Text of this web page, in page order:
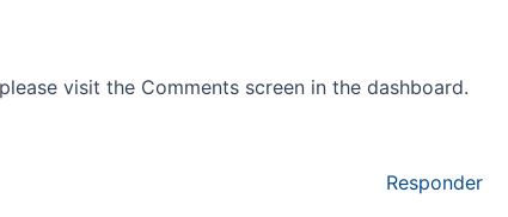
visit the Comments screen in the dashboard.
Responder